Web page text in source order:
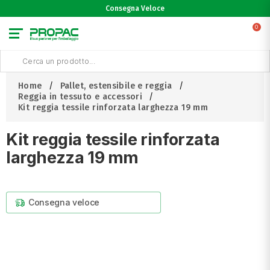
0
Consegna Veloce
Home
Pallet, estensibile e reggia
Reggia in tessuto e accessori
Kit reggia tessile rinforzata larghezza 19 mm
Kit reggia tessile rinforzata
larghezza 19 mm
Consegna veloce